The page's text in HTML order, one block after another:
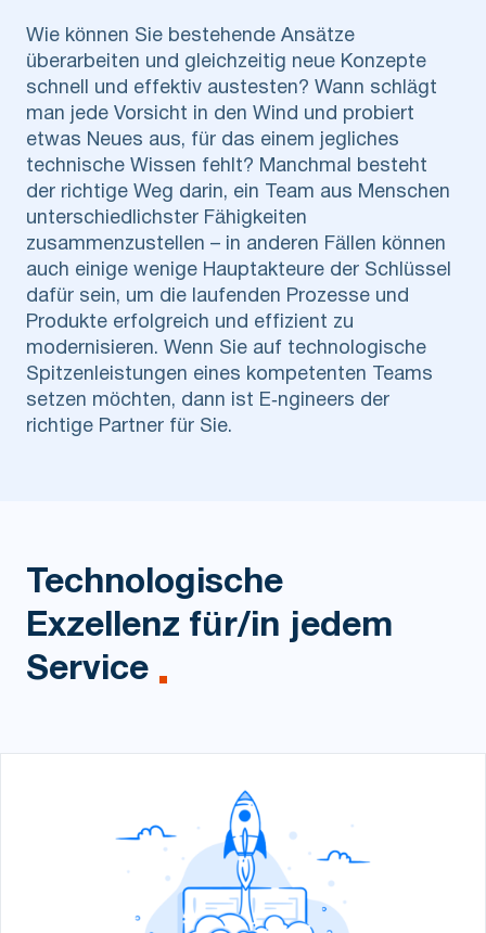
Wie können Sie bestehende Ansätze
überarbeiten und gleichzeitig neue Konzepte
schnell und effektiv austesten? Wann schlägt
man jede Vorsicht in den Wind und probiert
etwas Neues aus, für das einem jegliches
technische Wissen fehlt? Manchmal besteht
der richtige Weg darin, ein Team aus Menschen
unterschiedlichster Fähigkeiten
zusammenzustellen – in anderen Fällen können
auch einige wenige Hauptakteure der Schlüssel
dafür sein, um die laufenden Prozesse und
Produkte erfolgreich und effizient zu
modernisieren. Wenn Sie auf technologische
Spitzenleistungen eines kompetenten Teams
setzen möchten, dann ist E‑ngineers der
richtige Partner für Sie.
Technologische
Exzellenz für/in jedem
Service